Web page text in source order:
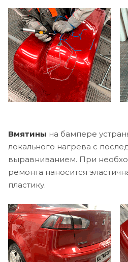
Вмятины на бампере
локального нагрева с
выравниванием. При
ремонта наносится
пластику.